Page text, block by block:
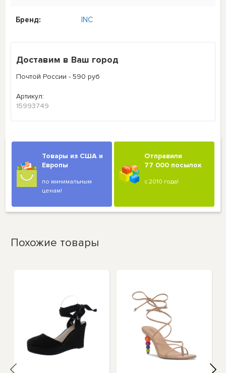
Бренд: INC
Доставим в Ваш город
Почтой России - 590 руб
Артикул:
15993749
Товары из США и
Европы
по минимальным
ценам!
Отправили
77 000 посылок
с 2010 года!
Похожие товары